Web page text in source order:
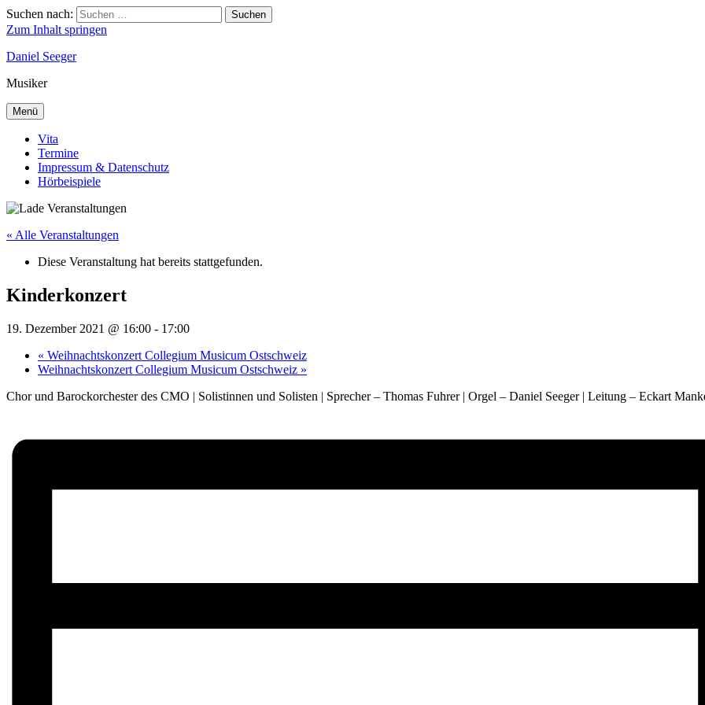
Suchen nach: Suchen
Zum Inhalt springen
Daniel Seeger
Musiker
Menü
Vita
Termine
Impressum & Datenschutz
Hörbeispiele
« Alle Veranstaltungen
Diese Veranstaltung hat bereits stattgefunden.
Kinderkonzert
19. Dezember 2021 @ 16:00 - 17:00
« Weihnachtskonzert Collegium Musicum Ostschweiz
Weihnachtskonzert Collegium Musicum Ostschweiz »
Chor und Barockorchester des CMO | Solistinnen und Solisten | Sprecher – Thomas Fuhrer | Orgel – Daniel Seeger | Leitung – Eckart